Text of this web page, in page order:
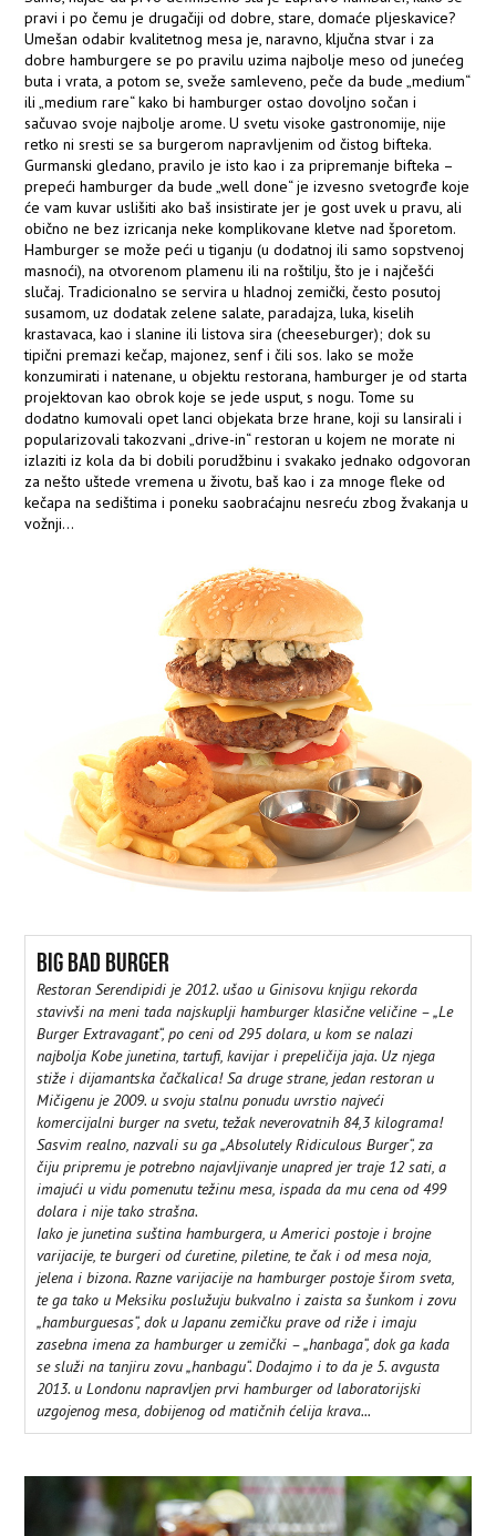
pravi i po čemu je drugačiji od dobre, stare, domaće pljeskavice?
Umešan odabir kvalitetnog mesa je, naravno, ključna stvar i za
dobre hamburgere se po pravilu uzima najbolje meso od junećeg
buta i vrata, a potom se, sveže samleveno, peče da bude „medium“
ili „medium rare“ kako bi hamburger ostao dovoljno sočan i
sačuvao svoje najbolje arome. U svetu visoke gastronomije, nije
retko ni sresti se sa burgerom napravljenim od čistog bifteka.
Gurmanski gledano, pravilo je isto kao i za pripremanje bifteka –
prepeći hamburger da bude „well done“ je izvesno svetogrđe koje
će vam kuvar uslišiti ako baš insistirate jer je gost uvek u pravu, ali
obično ne bez izricanja neke komplikovane kletve nad šporetom.
Hamburger se može peći u tiganju (u dodatnoj ili samo sopstvenoj
masnoći), na otvorenom plamenu ili na roštilju, što je i najčešći
slučaj. Tradicionalno se servira u hladnoj zemički, često posutoj
susamom, uz dodatak zelene salate, paradajza, luka, kiselih
krastavaca, kao i slanine ili listova sira (cheeseburger); dok su
tipični premazi kečap, majonez, senf i čili sos. Iako se može
konzumirati i natenane, u objektu restorana, hamburger je od starta
projektovan kao obrok koje se jede usput, s nogu. Tome su
dodatno kumovali opet lanci objekata brze hrane, koji su lansirali i
popularizovali takozvani „drive-in“ restoran u kojem ne morate ni
izlaziti iz kola da bi dobili porudžbinu i svakako jednako odgovoran
za nešto uštede vremena u životu, baš kao i za mnoge fleke od
kečapa na sedištima i poneku saobraćajnu nesreću zbog žvakanja u
vožnji...
BIG BAD BURGER
Restoran Serendipidi je 2012. ušao u Ginisovu knjigu rekorda
stavivši na meni tada najskuplji hamburger klasične veličine – „Le
Burger Extravagant“, po ceni od 295 dolara, u kom se nalazi
najbolja Kobe junetina, tartufi, kavijar i prepeličija jaja. Uz njega
stiže i dijamantska čačkalica! Sa druge strane, jedan restoran u
Mičigenu je 2009. u svoju stalnu ponudu uvrstio najveći
komercijalni burger na svetu, težak neverovatnih 84,3 kilograma!
Sasvim realno, nazvali su ga „Absolutely Ridiculous Burger“, za
čiju pripremu je potrebno najavljivanje unapred jer traje 12 sati, a
imajući u vidu pomenutu težinu mesa, ispada da mu cena od 499
dolara i nije tako strašna.
Iako je junetina suština hamburgera, u Americi postoje i brojne
varijacije, te burgeri od ćuretine, piletine, te čak i od mesa noja,
jelena i bizona. Razne varijacije na hamburger postoje širom sveta,
te ga tako u Meksiku poslužuju bukvalno i zaista sa šunkom i zovu
„hamburguesas“, dok u Japanu zemičku prave od riže i imaju
zasebna imena za hamburger u zemički – „hanbaga“, dok ga kada
se služi na tanjiru zovu „hanbagu“. Dodajmo i to da je 5. avgusta
2013. u Londonu napravljen prvi hamburger od laboratorijski
uzgojenog mesa, dobijenog od matičnih ćelija krava...